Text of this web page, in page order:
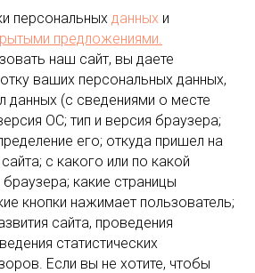
персональных данных и
предложениями.
наш сайт, вы даете
ваших персональных данных,
данных (с сведениями о месте
ОС; тип и версия браузера;
его; откуда пришел на
с какого или по какой
какие страницы
кнопки нажимает пользователь;
сайта, проведения
статистических
Если вы не хотите, чтобы